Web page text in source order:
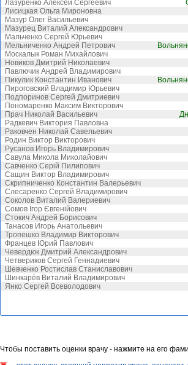
Лазуренко Алексей Сергеевич
Лисицкая Ольга Мироновна
Мазур Олег Васильевич
Мазурец Виталий Александрович
Мальченко Сергей Юрьевич
Мельниченко Андрей Петрович
Москалык Роман Михайлович
Новиков Дмитрий Николаевич
Павлючик Андрей Владимирович
Пикулик Константин Иванович
Пироговский Владимир Юрьевич
Подпоринов Сергей Дмитриевич
Пономаренко Максим Викторович
Прач Николай Васильевич
Радкевич Виктория Павловна
Раковчен Николай Савельевич
Родин Виктор Викторович
Русанов Игорь Владимирович
Савула Микола Миколайович
Савченко Серій Пилипович
Сащин Виктор Владимирович
Скрипниченко Константин Валерьевич
Слесаренко Сергей Владимирович
Соколов Виталий Валериевич
Сомов Ігор Євгенійович
Стокич Андрей Борисович
Танасов Игорь Анатольевич
Тропешко Владимир Викторович
Францев Юрий Павлович
Чевердюк Дмитрий Александрович
Четвериков Сергей Геннадиевич
Шевченко Ростислав Станиславович
Шинкарёв Виталий Владимирович
Янко Сергей Всеволодович
Чтобы поставить оценки врачу - нажмите на его